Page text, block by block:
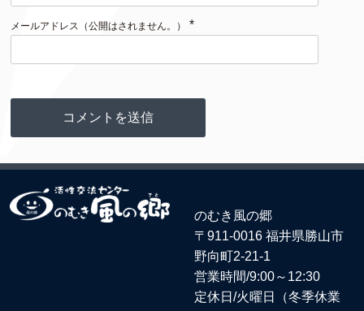
メールアドレス（公開はされません。） *
のむき風の郷
〒911-0016 福井県勝山市
野向町2-21-1
営業時間/9:00～12:30
定休日/火曜日（冬季休業